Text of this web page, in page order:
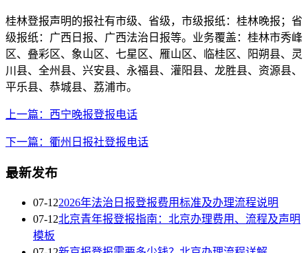
桂林登报声明的报社有市级、省级，市级报纸：桂林晚报；省
级报纸：广西日报、广西法治日报等。业务覆盖：桂林市秀峰
区、叠彩区、象山区、七星区、雁山区、临桂区、阳朔县、灵
川县、全州县、兴安县、永福县、灌阳县、龙胜县、资源县、
平乐县、恭城县、荔浦市。
上一篇：西宁晚报登报电话
下一篇：衢州日报社登报电话
最新发布
07-122026年法治日报登报费用标准及办理流程说明
07-12北京青年报登报指南：北京办理费用、流程及声明
模板